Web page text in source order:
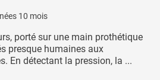
10 mois
porté sur une main prothétique
presque humaines aux
En détectant la pression, la ...